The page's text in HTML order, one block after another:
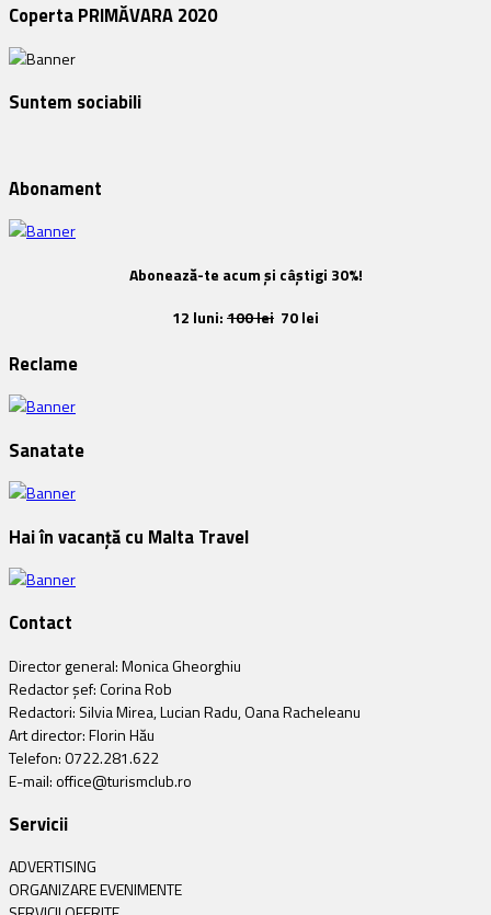
Coperta PRIMĂVARA 2020
Suntem sociabili
Abonament
Abonează-te acum și câștigi 30%!
12 luni:100 lei 70 lei
Reclame
Sanatate
Hai în vacanță cu Malta Travel
Contact
Director general: Monica Gheorghiu
Redactor șef: Corina Rob
Redactori: Silvia Mirea, Lucian Radu, Oana Racheleanu
Art director: Florin Hău
Telefon: 0722.281.622
E-mail: office@turismclub.ro
Servicii
ADVERTISING
ORGANIZARE EVENIMENTE